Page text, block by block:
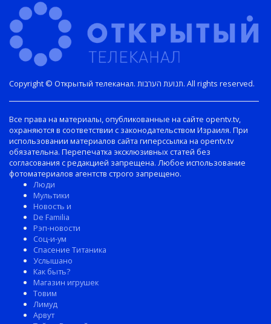
Copyright © Открытый телеканал. תנועת הערבות. All rights reserved.
Все права на материалы, опубликованные на сайте opentv.tv,
охраняются в соответствии с законодательством Израиля. При
использовании материалов сайта гиперссылка на opentv.tv
обязательна. Перепечатка эксклюзивных статей без
согласования с редакцией запрещена. Любое использование
фотоматериалов агентств строго запрещено.
Люди
Мультики
Новость и
De Familia
Рэп-новости
Соц-и-ум
Спасение Титаника
Услышано
Как быть?
Магазин игрушек
Товим
Лимуд
Арвут